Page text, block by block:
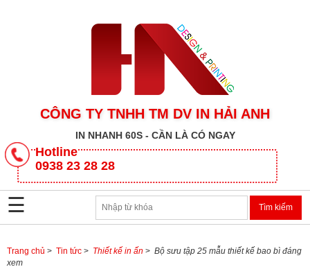
CÔNG TY TNHH TM DV IN HẢI ANH
IN NHANH 60S - CẦN LÀ CÓ NGAY
Hotline
0938 23 28 28
CÔNG
TY
TNHH
TM
DV
ANH
☰
Trang chủ > Tin tức > Thiết kế in ấn > Bộ sưu tập 25 mẫu thiết kế bao bì đáng
xem